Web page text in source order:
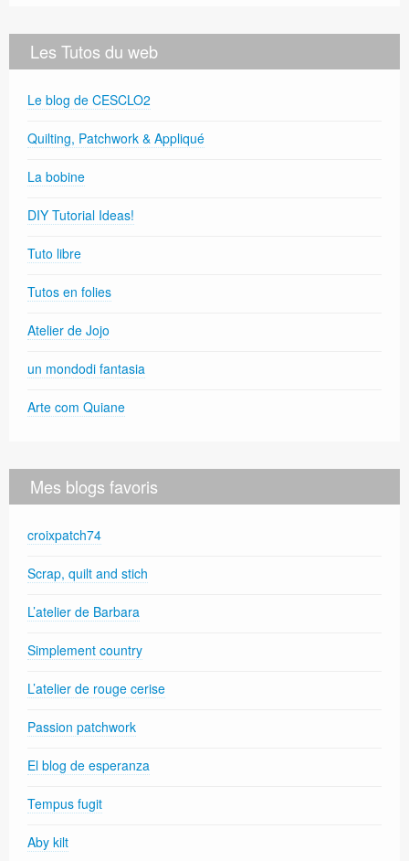
Les Tutos du web
Le blog de CESCLO2
Quilting, Patchwork & Appliqué
La bobine
DIY Tutorial Ideas!
Tuto libre
Tutos en folies
Atelier de Jojo
un mondodi fantasia
Arte com Quiane
Mes blogs favoris
croixpatch74
Scrap, quilt and stich
L’atelier de Barbara
Simplement country
L’atelier de rouge cerise
Passion patchwork
El blog de esperanza
Tempus fugit
Aby kilt